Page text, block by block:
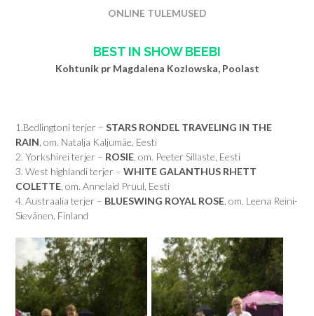
ONLINE TULEMUSED
BEST IN SHOW BEEBI
Kohtunik pr Magdalena Kozlowska, Poolast
1.Bedlingtoni terjer – STARS RONDEL TRAVELING IN THE
RAIN , om. Natalja Kaljumäe, Eesti
2. Yorkshirei terjer – ROSIE , om. Peeter Sillaste, Eesti
3. West highlandi terjer – WHITE GALANTHUS RHETT
COLETTE , om. Annelaid Pruul, Eesti
4. Austraalia terjer – BLUESWING ROYAL ROSE , om. Leena Reini-
Sievänen, Finland